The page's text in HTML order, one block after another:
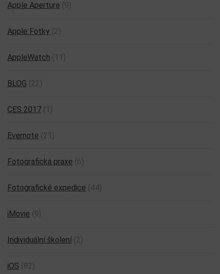
Apple Aperture (9)
Apple Fotky (2)
AppleWatch (11)
BLOG (22)
CES 2017 (1)
Evernote (21)
Fotografická praxe (6)
Fotografické expedice (44)
iMovie (9)
Individuální školení (2)
iOS (82)